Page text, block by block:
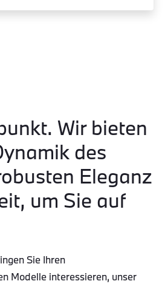
Wir bieten
des
Eleganz
um Sie auf
Sie Ihren
Modelle interessieren, unser